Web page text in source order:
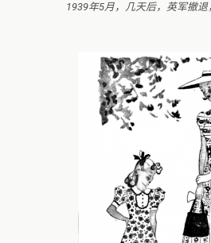
1939年5月，几天后，英军撤